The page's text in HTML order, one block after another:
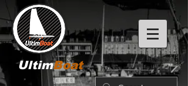
UltimBoat